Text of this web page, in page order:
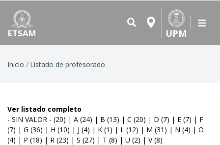
ETSAM UPM
Ruta
Inicio Listado de profesorado
Ver listado completo
- SIN VALOR - (20) | A (24) | B (13) | C (20) | D (7) | E (7) | F
(7) | G (36) | H (10) | J (4) | K (1) | L (12) | M (31) | N (4) | O
(4) | P (18) | R (23) | S (27) | T (8) | U (2) | V(8)